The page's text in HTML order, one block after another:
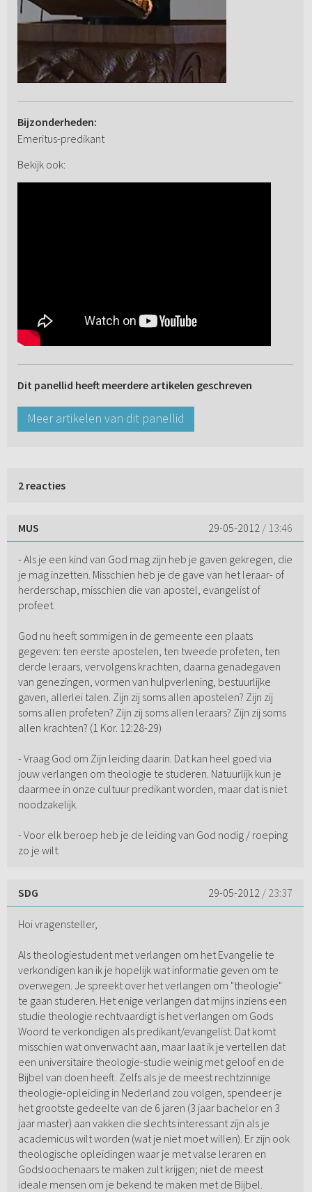
Bijzonderheden:
Emeritus-predikant
Bekijk ook:
Dit panellid heeft meerdere artikelen geschreven
Meer artikelen van dit panellid
2 reacties
MUS 29-05-2012 / 13:46
- Als je een kind van God mag zijn heb je gaven gekregen, die
je mag inzetten. Misschien heb je de gave van het leraar- of
herderschap, misschien die van apostel, evangelist of
profeet.
God nu heeft sommigen in de gemeente een plaats
gegeven: ten eerste apostelen, ten tweede profeten, ten
derde leraars, vervolgens krachten, daarna genadegaven
van genezingen, vormen van hulpverlening, bestuurlijke
gaven, allerlei talen. Zijn zij soms allen apostelen? Zijn zij
soms allen profeten? Zijn zij soms allen leraars? Zijn zij soms
allen krachten? (1 Kor. 12:28-29)
- Vraag God om Zijn leiding daarin. Dat kan heel goed via
jouw verlangen om theologie te studeren. Natuurlijk kun je
daarmee in onze cultuur predikant worden, maar dat is niet
noodzakelijk.
- Voor elk beroep heb je de leiding van God nodig / roeping
zo je wilt.
SDG 29-05-2012 / 23:37
Hoi vragensteller,
Als theologiestudent met verlangen om het Evangelie te
verkondigen kan ik je hopelijk wat informatie geven om te
overwegen. Je spreekt over het verlangen om "theologie"
te gaan studeren. Het enige verlangen dat mijns inziens een
studie theologie rechtvaardigt is het verlangen om Gods
Woord te verkondigen als predikant/evangelist. Dat komt
misschien wat onverwacht aan, maar laat ik je vertellen dat
een universitaire theologie-studie weinig met geloof en de
Bijbel van doen heeft. Zelfs als je de meest rechtzinnige
theologie-opleiding in Nederland zou volgen, spendeer je
het grootste gedeelte van de 6 jaren (3 jaar bachelor en 3
jaar master) aan vakken die slechts interessant zijn als je
academicus wilt worden (wat je niet moet willen). Er zijn ook
theologische opleidingen waar je met valse leraren en
Godsloochenaars te maken zult krijgen; niet de meest
ideale mensen om je bekend te maken met de Bijbel.